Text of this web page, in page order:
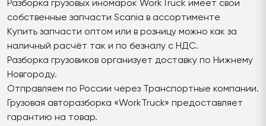
Разборка грузовых иномарок WorkTruck имеет свои
собственные запчасти Scania в ассортименте
Купить запчасти оптом или в розницу можно как за
наличный расчёт так и по безналу с НДС.
Разборка грузовиков организует доставку по Нижнему
Новгороду.
Отправляем по России через Транспортные компании.
Грузовая авторазборка «WorkTruck» предоставляет
гарантию на товар.